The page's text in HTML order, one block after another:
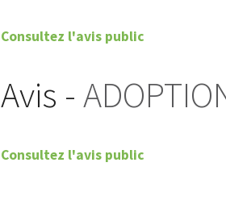
Consultez l'avis public
Avis -
Consultez l'avis public